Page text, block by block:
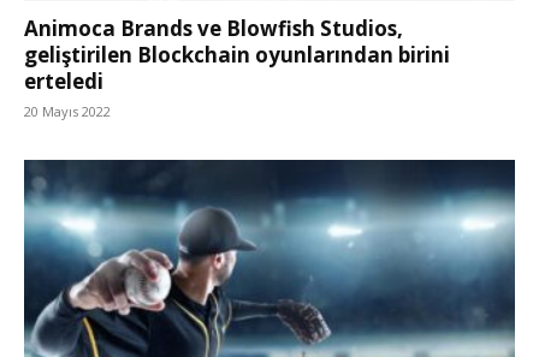
Animoca Brands ve Blowfish Studios,
geliştirilen Blockchain oyunlarından birini
erteledi
20 Mayıs 2022